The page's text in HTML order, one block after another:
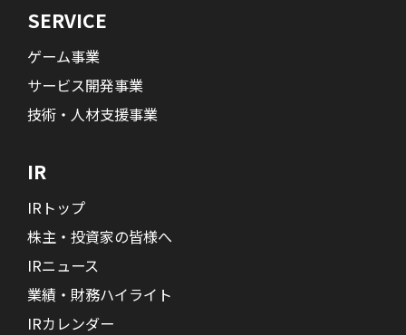
SERVICE
ゲーム事業
サービス開発事業
技術・人材支援事業
IR
IRトップ
株主・投資家の皆様へ
IRニュース
業績・財務ハイライト
IRカレンダー